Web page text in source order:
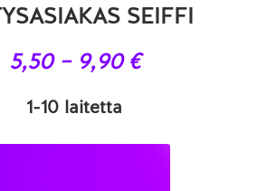
SEIFFI
5,50 – 9,90 €
1-10 laitetta